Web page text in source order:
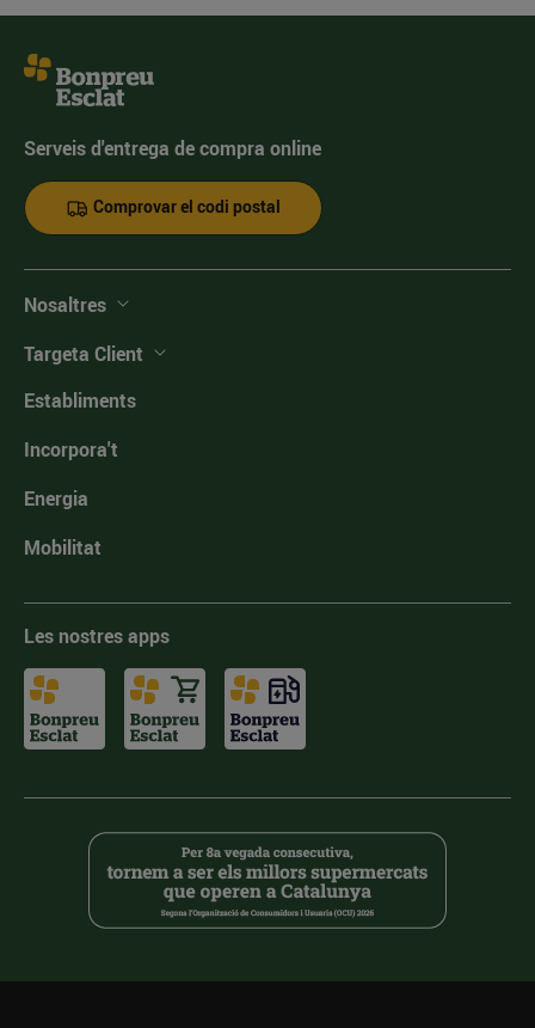
Serveis d'entrega de compra online
Comprovar el codi postal
Nosaltres
Targeta Client
Establiments
Incorpora't
Energia
Mobilitat
Les nostres apps